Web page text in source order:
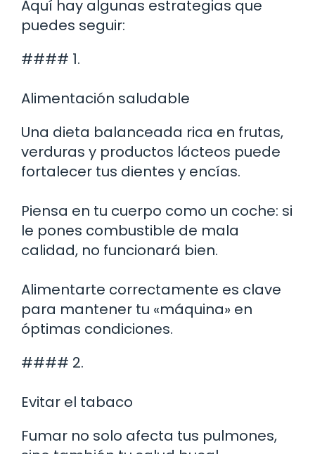
Aquí hay algunas estrategias que
puedes seguir:
#### 1.
Alimentación saludable
Una dieta balanceada rica en frutas,
verduras y productos lácteos puede
fortalecer tus dientes y encías.
Piensa en tu cuerpo como un coche: si
le pones combustible de mala
calidad, no funcionará bien.
Alimentarte correctamente es clave
para mantener tu «máquina» en
óptimas condiciones.
#### 2.
Evitar el tabaco
Fumar no solo afecta tus pulmones,